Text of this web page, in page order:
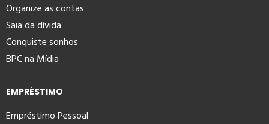
Organize as contas
Saia da dívida
Conquiste sonhos
BPC na Mídia
EMPRÉSTIMO
Empréstimo Pessoal